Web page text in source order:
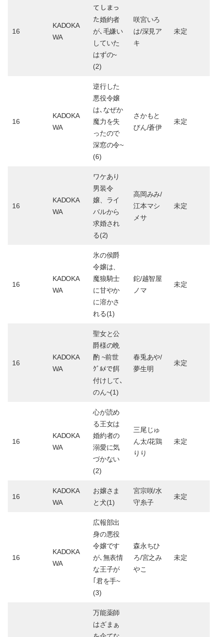
16
KADOKA
WA
てしまっ
た婚約者
が､毛嫌い
していた
はずの~
(2)
咲宮いろ
は/深見ア
キ
未定
16
KADOKA
WA
逆行した
悪役令嬢
は､なぜか
魔力を失
ったので
深窓の令~
(6)
さかもと
びん/蒼伊
未定
16
KADOKA
WA
ワケあり
男装令
嬢、ライ
バルから
求婚され
る(2)
高岡みみ/
江本マシ
メサ
未定
16
KADOKA
WA
氷の侯爵
令嬢は、
魔狼騎士
に甘やか
に溶かさ
れる(1)
鉈/越智屋
ノマ
未定
16
KADOKA
WA
聖女と公
爵様の晩
酌 ~前世
ｸﾞﾙﾒで餌
付けして､
のん~(1)
春兎あや/
夢生明
未定
16
KADOKA
WA
心が読め
る王女は
婚約者の
溺愛に気
づかない
(2)
三尾じゅ
ん太/花鶏
りり
未定
16
KADOKA
WA
お嬢さま
と犬(1)
宮宗咲/水
守糸子
未定
16
KADOKA
WA
広報部出
身の悪役
令嬢です
が､無表情
な王子が
｢君を手~
(3)
森永ちひ
ろ/宮之み
やこ
未定
万能薬師
はざまぁ